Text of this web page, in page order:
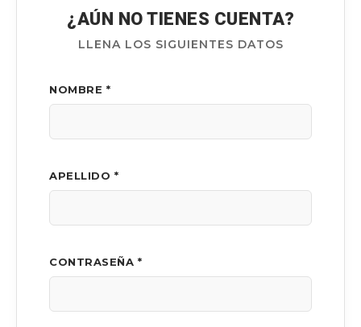
¿AÚN NO TIENES CUENTA?
LLENA LOS SIGUIENTES DATOS
NOMBRE *
APELLIDO *
CONTRASEÑA *